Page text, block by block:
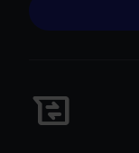
business_messages
Habla con